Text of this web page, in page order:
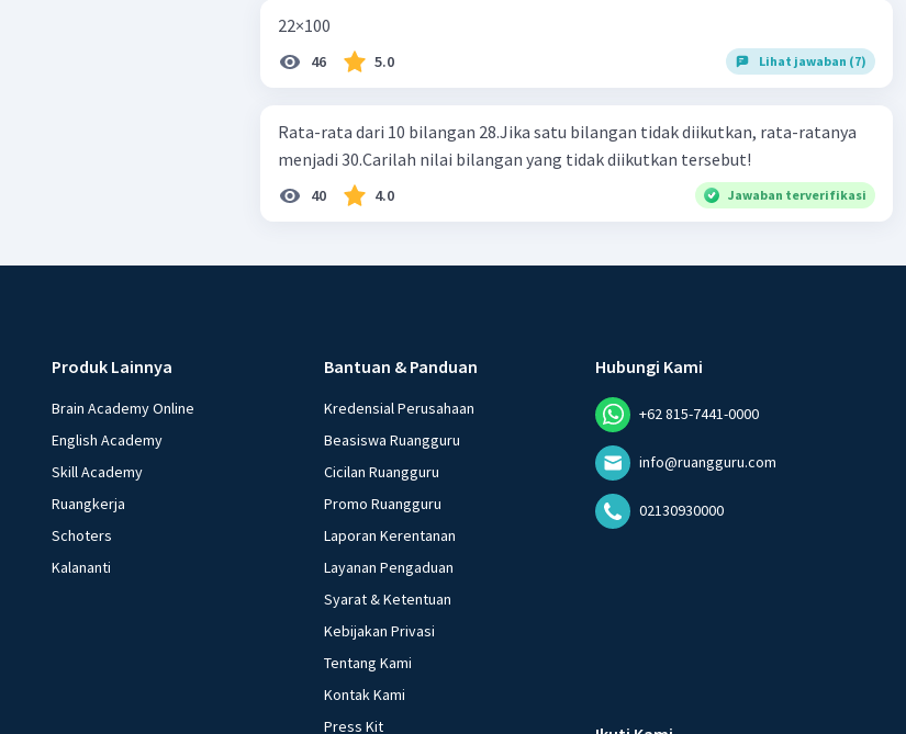
22×100
46 5.0 Lihat jawaban (7)
Rata-rata dari 10 bilangan 28.Jika satu bilangan tidak diikutkan, rata-ratanya
menjadi 30.Carilah nilai bilangan yang tidak diikutkan tersebut!
40 4.0 Jawaban terverifikasi
Produk Lainnya
Brain Academy Online
English Academy
Skill Academy
Ruangkerja
Schoters
Kalananti
Bantuan & Panduan
Kredensial Perusahaan
Beasiswa Ruangguru
Cicilan Ruangguru
Promo Ruangguru
Laporan Kerentanan
Layanan Pengaduan
Syarat & Ketentuan
Kebijakan Privasi
Tentang Kami
Kontak Kami
Press Kit
Hubungi Kami
+62 815-7441-0000
info@ruangguru.com
02130930000